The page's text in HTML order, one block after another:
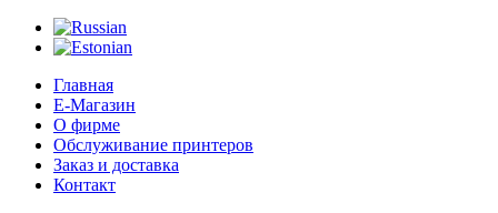
Главная
Е-Магазин
О фирме
Обслуживание принтеров
Заказ и доставка
Контакт